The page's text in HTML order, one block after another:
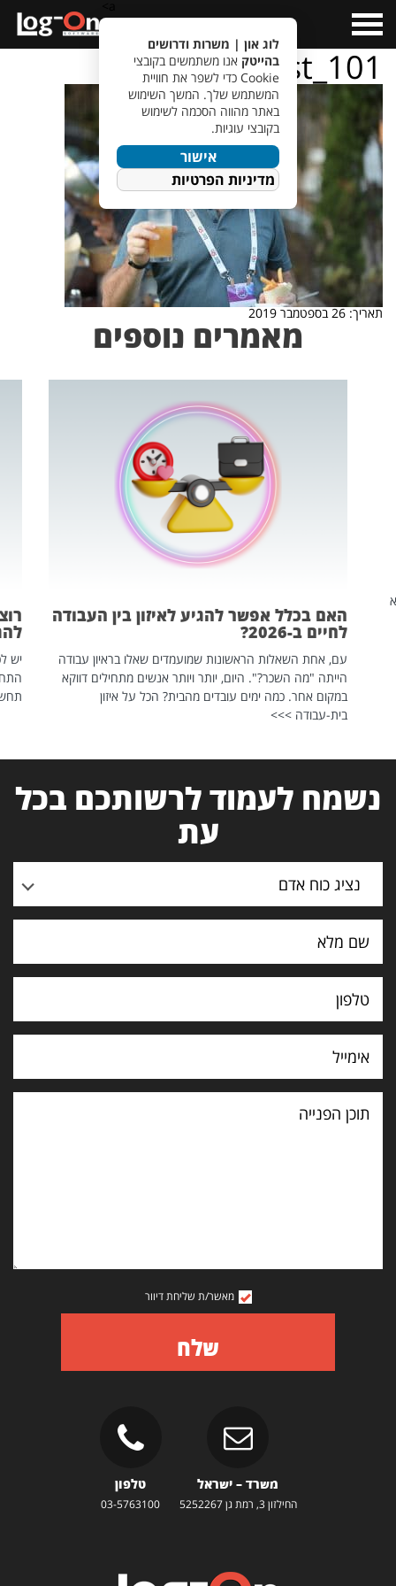
Menu
ist_101
תאריך: 26 בספטמבר 2019
מאמרים נוספים
האם בכלל אפשר להגיע לאיזון בין העבודה
לחיים ב-2026?
עם, אחת השאלות הראשונות שמועמדים שאלו בראיון עבודה
הייתה "מה השכר?". היום, יותר ויותר אנשים מתחילים דווקא
במקום אחר. כמה ימים עובדים מהבית? הכל על איזון
בית-עבודה >>>
יש
נשמח לעמוד לרשותכם בכל
עת
נציג כוח אדם
תוכן
הפנייה
מאשר/ת שליחת דיוור
שלח
משרד – ישראל
החילזון 3, רמת גן 5252267
טלפון
03-5763100
לוג און | משרות ודרושים
בהייטק אנו משתמשים בקובצי
Cookie כדי לשפר את חוויית
המשתמש שלך. המשך השימוש
באתר מהווה הסכמה לשימוש
בקובצי עוגיות.
אישור
מדיניות הפרטיות